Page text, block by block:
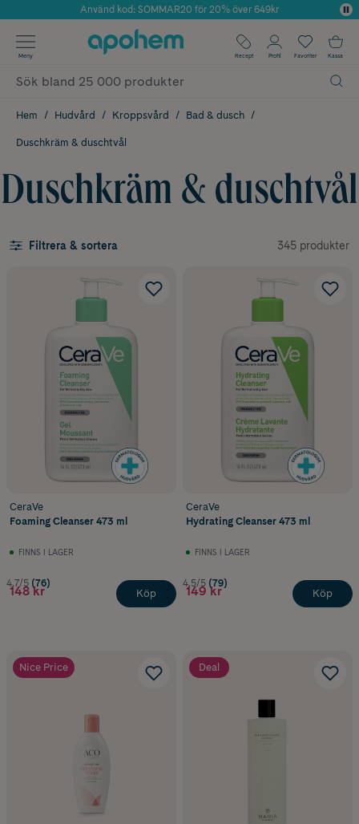
Årets Butik 2025 inom Skönhet
Använd kod: SOMMAR20 för 20% över 649kr
✓ Fri frakt
✓ Poäng på alla köp*
Meny Recept Profil Favoriter Kassa
Hem Hudvård Kroppsvård Bad & dusch
Duschkräm & duschtvål
Duschkräm & duschtvål
Filtrera & sortera 345 produkter
CeraVe
Foaming Cleanser 473 ml
FINNS I LAGER
4.7/5 (76)
148 kr Köp
CeraVe
Hydrating Cleanser 473 ml
FINNS I LAGER
4.5/5 (79)
149 kr Köp
Nice Price Deal